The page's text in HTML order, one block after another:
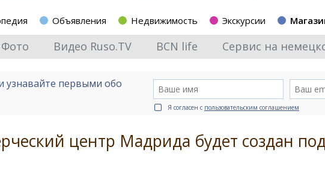
Объявления Недвижимость Экскурсии
Фото Видео Ruso.TV BCN life Сервис на
узнавайте первыми обо
Я согласен с пользовательским соглашением
центр Мадрида будет создан